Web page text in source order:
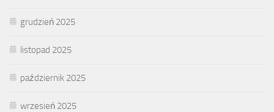
grudzień 2025
listopad 2025
październik 2025
wrzesień 2025